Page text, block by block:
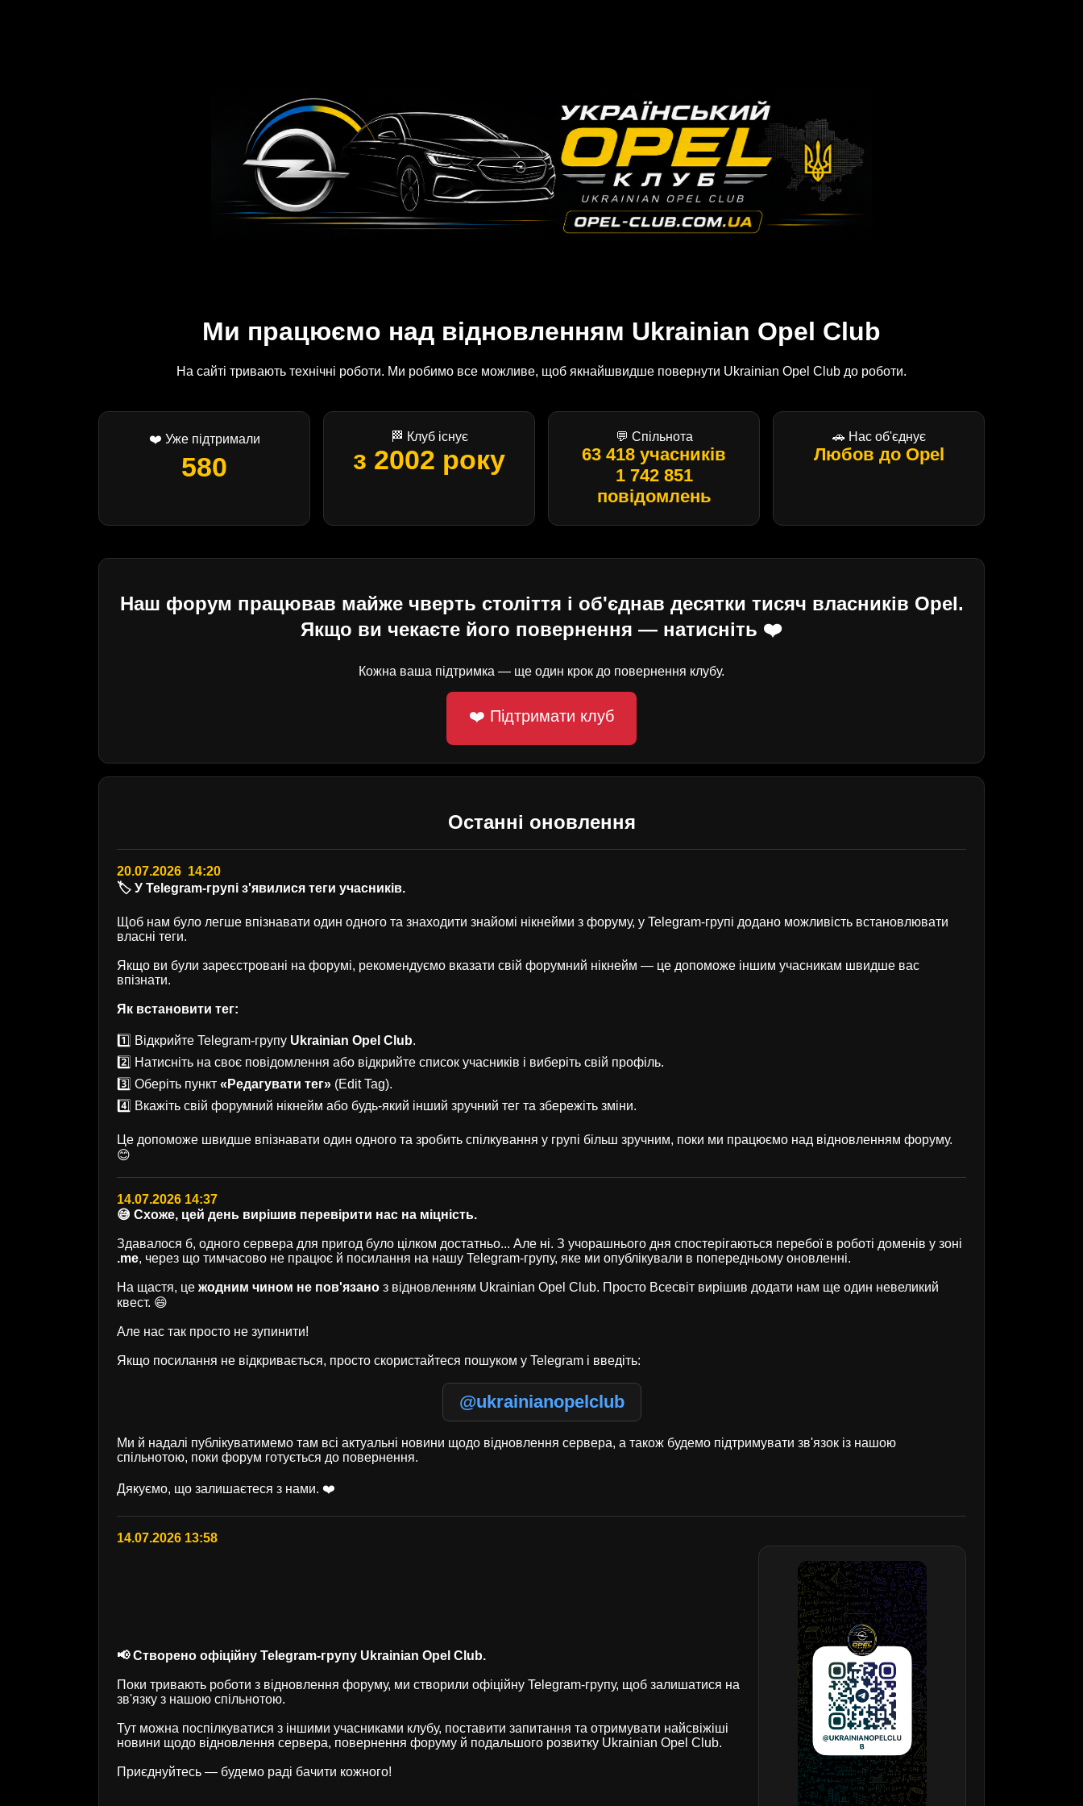
Ми працюємо над відновленням Ukrainian Opel Club
На сайті тривають технічні роботи. Ми робимо все можливе, щоб якнайшвидше повернути Ukrainian Opel Club до роботи.
❤️ Уже підтримали
580
🏁 Клуб існує
з 2002 року
💬 Спільнота
63 418 учасників
1 742 851
повідомлень
🚗 Нас об'єднує
Любов до Opel
Наш форум працював майже чверть століття і об'єднав десятки тисяч власників Opel.
Якщо ви чекаєте його повернення — натисніть ❤️
Кожна ваша підтримка — ще один крок до повернення клубу.
❤️ Підтримати клуб
Останні оновлення
20.07.2026 14:20
🏷️ У Telegram-групі з'явилися теги учасників.
Щоб нам було легше впізнавати один одного та знаходити знайомі нікнейми з форуму, у Telegram-групі додано можливість встановлювати
власні теги.
Якщо ви були зареєстровані на форумі, рекомендуємо вказати свій форумний нікнейм — це допоможе іншим учасникам швидше вас
впізнати.
Як встановити тег:
1️⃣ Відкрийте Telegram-групу Ukrainian Opel Club.
2️⃣ Натисніть на своє повідомлення або відкрийте список учасників і виберіть свій профіль.
3️⃣ Оберіть пункт «Редагувати тег» (Edit Tag).
4️⃣ Вкажіть свій форумний нікнейм або будь-який інший зручний тег та збережіть зміни.
Це допоможе швидше впізнавати один одного та зробить спілкування у групі більш зручним, поки ми працюємо над відновленням форуму.
😊
14.07.2026 14:37
😅 Схоже, цей день вирішив перевірити нас на міцність.
Здавалося б, одного сервера для пригод було цілком достатньо... Але ні. З учорашнього дня спостерігаються перебої в роботі доменів у зоні
.me, через що тимчасово не працює й посилання на нашу Telegram-групу, яке ми опублікували в попередньому оновленні.
На щастя, це жодним чином не пов'язано з відновленням Ukrainian Opel Club. Просто Всесвіт вирішив додати нам ще один невеликий
квест. 😄
Але нас так просто не зупинити!
Якщо посилання не відкривається, просто скористайтеся пошуком у Telegram і введіть:
@ukrainianopelclub
Ми й надалі публікуватимемо там всі актуальні новини щодо відновлення сервера, а також будемо підтримувати зв'язок із нашою
спільнотою, поки форум готується до повернення.
Дякуємо, що залишаєтеся з нами. ❤️
14.07.2026 13:58
📢 Створено офіційну Telegram-групу Ukrainian Opel Club.
Поки тривають роботи з відновлення форуму, ми створили офіційну Telegram-групу, щоб залишатися на
зв'язку з нашою спільнотою.
Тут можна поспілкуватися з іншими учасниками клубу, поставити запитання та отримувати найсвіжіші
новини щодо відновлення сервера, повернення форуму й подальшого розвитку Ukrainian Opel Club.
Приєднуйтесь — будемо раді бачити кожного!